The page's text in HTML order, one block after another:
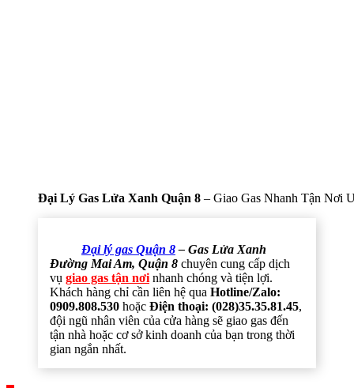
Đại Lý Gas Lửa Xanh Quận 8 – Giao Gas Nhanh Tận Nơi
Đại lý gas Quận 8– Gas Lửa Xanh
Đường Mai Am, Quận 8 chuyên cung cấp dịch
vụ giao gas tận nơi nhanh chóng và tiện lợi.
Khách hàng chỉ cần liên hệ qua Hotline/Zalo:
0909.808.530 hoặc Điện thoại: (028)35.35.81.45,
đội ngũ nhân viên của cửa hàng sẽ giao gas đến
tận nhà hoặc cơ sở kinh doanh của bạn trong thời
gian ngắn nhất.